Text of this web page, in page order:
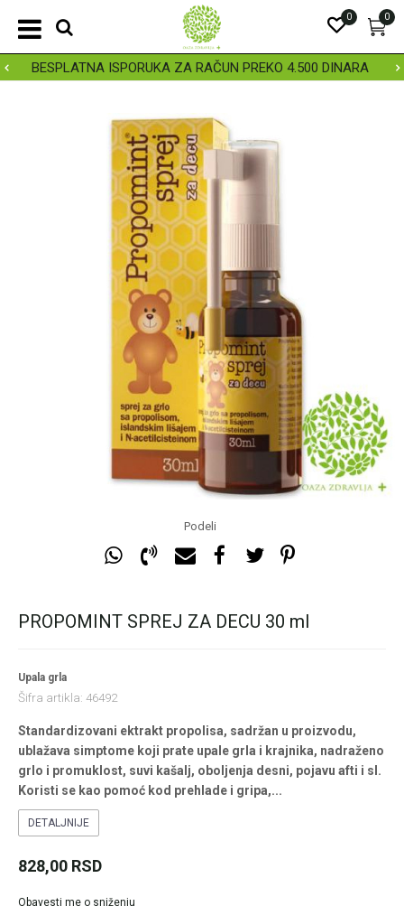
BESPLATNA ISPORUKA ZA RAČUN PREKO 4.500 DINARA
0
0
Podeli
PROPOMINT SPREJ ZA DECU 30 ml
Upala grla
Šifra artikla: 46492
Standardizovani ektrakt propolisa, sadržan u proizvodu,
ublažava simptome koji prate upale grla i krajnika, nadraženo
grlo i promuklost, suvi kašalj, oboljenja desni, pojavu afti i sl.
Koristi se kao pomoć kod prehlade i gripa,...
DETALJNIJE
828,00 RSD
Obavesti me o sniženju